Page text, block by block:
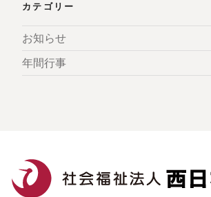
カテゴリー
お知らせ
年間行事